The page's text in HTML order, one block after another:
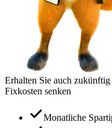
Erhalten Sie auch
Fixkosten senken
Monatliche